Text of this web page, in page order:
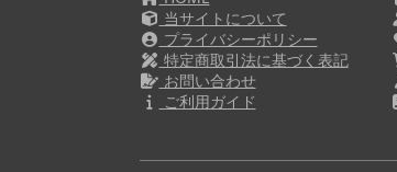
当サイトについて
プライバシーポリシー
特定商取引法に基づく表記
お問い合わせ
ご利用ガイド